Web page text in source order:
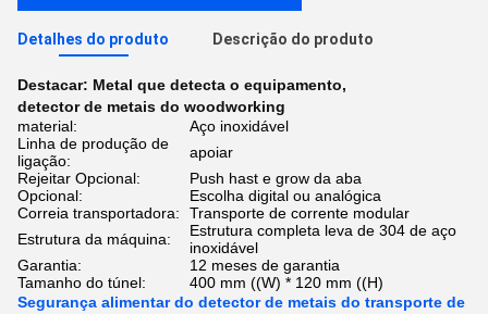
Detalhes do produto Descrição do produto
Destacar: Metal que detecta o equipamento,
detector de metais do woodworking
material:
Aço inoxidável
Linha de produção de
ligação:
apoiar
Rejeitar Opcional:
Push hast e grow da aba
Opcional:
Escolha digital ou analógica
Correia transportadora:
Transporte de corrente modular
Estrutura da máquina:
Estrutura completa leva de 304 de aço
inoxidável
Garantia:
12 meses de garantia
Tamanho do túnel:
400 mm ((W) * 120 mm ((H)
Segurança alimentar do detector de metais do transporte de